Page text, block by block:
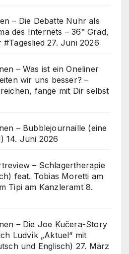
– Die Debatte Nuhr als
des Internets – 36° Grad,
27. Juni 2026
– Was ist ein Oneliner
wir uns besser? –
fange mit Dir selbst
– Bubblejournaille (eine
14. Juni 2026
– Schlagertherapie
feat. Tobias Moretti am
Tipi am Kanzleramt 8.
– Die Joe Kučera-Story
Ludvík „Aktuel“ mit
und Englisch) 27. März